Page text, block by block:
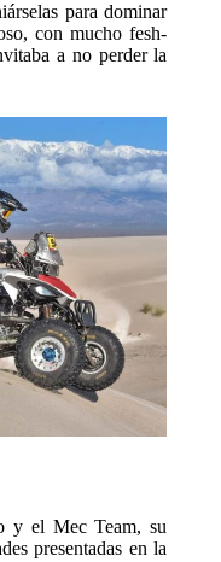
para dominar
con mucho fesh-
a no perder la
y el Mec Team, su
presentadas en la